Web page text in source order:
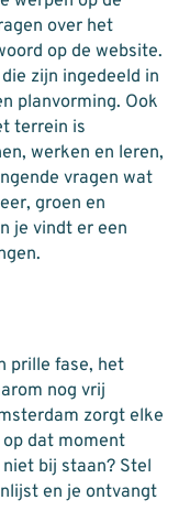
over het
op de website.
zijn ingedeeld in
planvorming. Ook
terrein is
werken en leren,
vragen wat
groen en
je vindt er een
prille fase, het
nog vrij
zorgt elke
dat moment
bij staan? Stel
en je ontvangt